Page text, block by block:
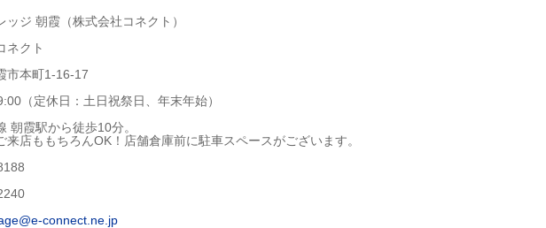
ジ 朝霞（株式会社コネクト）
ネクト
市本町1-16-17
（定休日：土日祝祭日、年末年始）
朝霞駅から徒歩10分。
店ももちろんOK！店舗倉庫前に駐車スペースがございます。
connect.ne.jp